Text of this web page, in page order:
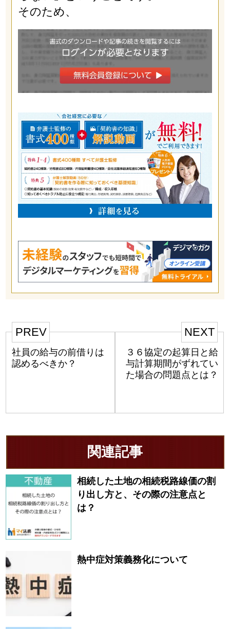
そのため、
PREV
社員の給与の前借りは
認めるべきか？
NEXT
３６協定の起算日と給
与計算期間がずれてい
た場合の問題点とは？
関連記事
相続した土地の相続税路線価の割
り出し方と、その際の注意点と
は？
熱中症対策義務化について